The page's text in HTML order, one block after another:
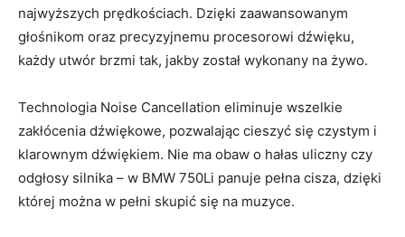
najwyższych prędkościach. Dzięki⁤ zaawansowanym
głośnikom oraz precyzyjnemu procesorowi⁤ dźwięku,⁢
każdy utwór⁣ brzmi tak, jakby ⁤został wykonany na żywo.
Technologia ⁣Noise Cancellation eliminuje wszelkie
zakłócenia dźwiękowe, pozwalając cieszyć⁣ się czystym i
klarownym ⁢dźwiękiem. Nie ma obaw o hałas ⁤uliczny czy
odgłosy silnika – w ⁣BMW ⁣750Li⁢ panuje pełna cisza, dzięki
której można ⁤w pełni skupić się na ​muzyce.